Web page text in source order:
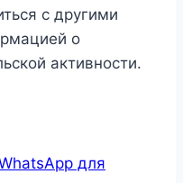
с другими
о
активности.
для